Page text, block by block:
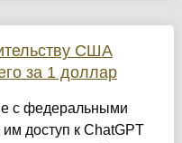
США
за 1 доллар
с федеральными
доступ к ChatGPT